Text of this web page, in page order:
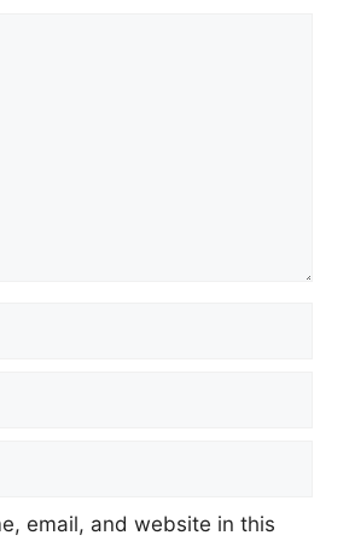
email, and website in this